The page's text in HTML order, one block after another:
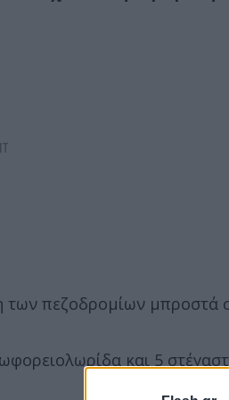
των πεζοδρομίων μπροστά
και 5